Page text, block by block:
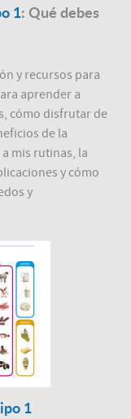
1: Qué debes
y recursos para
aprender a
cómo disfrutar de
de la
mis rutinas, la
y cómo
y
1